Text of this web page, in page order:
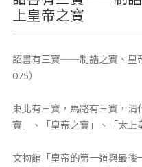
上皇帝之寶
詔書有三寶──制誥之寶、皇
075）
東北有三寶，馬路有三寶，
寶」、「皇帝之寶」、「太上
文物館「皇帝的第一道與最